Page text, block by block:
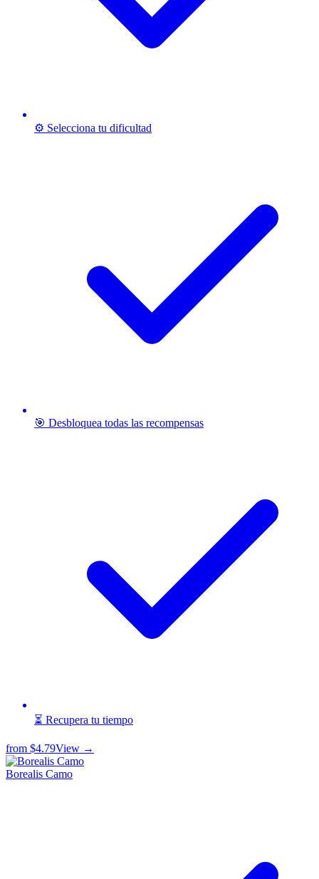
⚙️ Selecciona tu dificultad
🎯 Desbloquea todas las recompensas
⏳ Recupera tu tiempo
from $4.79View →
Borealis Camo